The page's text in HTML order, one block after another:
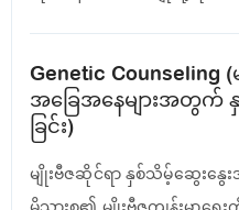
Genetic Counseling (
အခြေအနေများအတွက်
ခြင်း)
မျိုးဗီဇဆိုင်ရာ နှစ်သိမ့်ဆွေးနွေး
မိသားစု၏ မျိုးဗီဇကျန်းမာရေ